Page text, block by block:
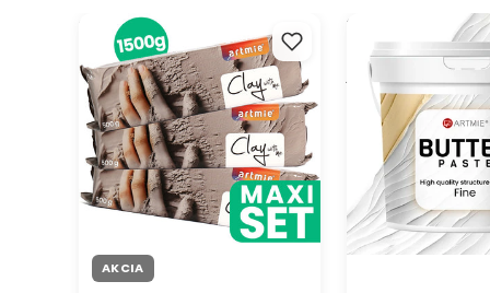
Sada modelovacích hmôt
ARTMIE Clay with me 3x500g
AKCIA
3D reliéfna pasta
modelovanie
jemná